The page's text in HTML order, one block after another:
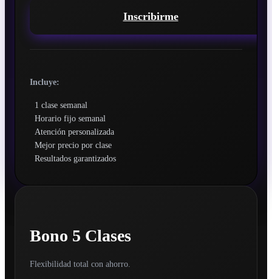
Inscribirme
Incluye:
1 clase semanal
Horario fijo semanal
Atención personalizada
Mejor precio por clase
Resultados garantizados
Bono 5 Clases
Flexibilidad total con ahorro.